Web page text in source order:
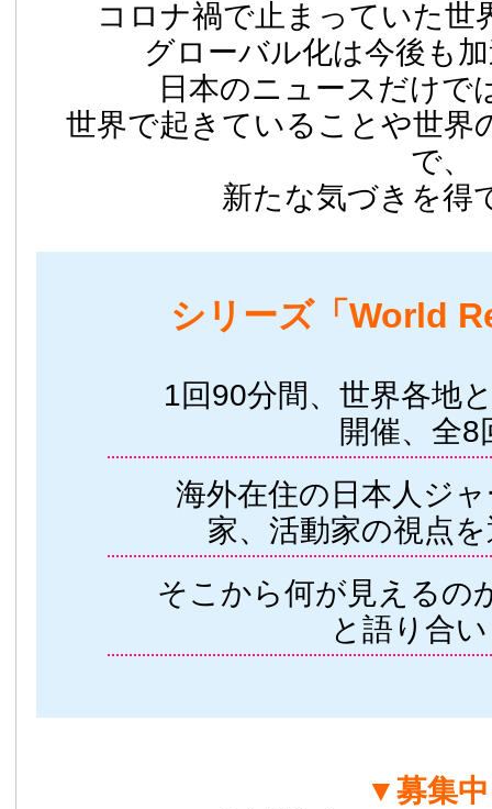
コロナ禍で止まっていた世
グローバル化は今後も
日本のニュースだけで
世界で起きていることや世界
で、
新たな気づきを得
シリーズ「World
1回90分間、世界各地
開催、全8
海外在住の日本人ジ
家、活動家の視点
そこから何が見えるの
と語り合
▼募集